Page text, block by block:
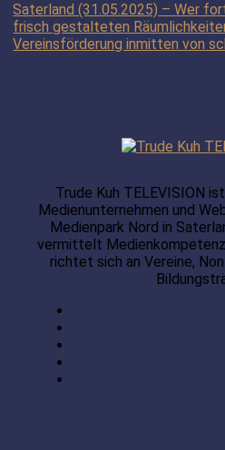
Saterland (31.05.2025) – Wer
frisch gestalteten
Vereinsförderung inmitten von
Trude Kuh TELEVISION
Medienunternehmen und
Medienpark Nord in
vermittelt
richtet sich an Vereine,